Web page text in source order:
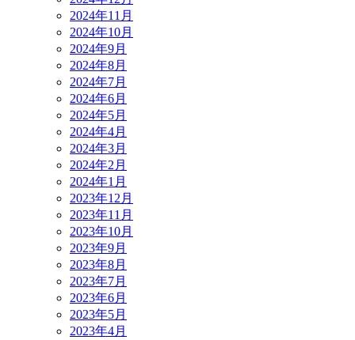
2024年11月
2024年10月
2024年9月
2024年8月
2024年7月
2024年6月
2024年5月
2024年4月
2024年3月
2024年2月
2024年1月
2023年12月
2023年11月
2023年10月
2023年9月
2023年8月
2023年7月
2023年6月
2023年5月
2023年4月